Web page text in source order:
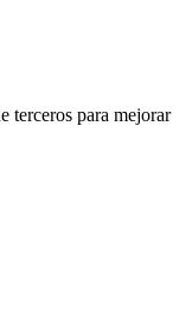
terceros para mejorar